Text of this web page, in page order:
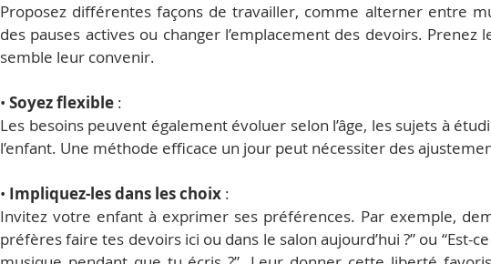
Proposez différentes façons de travailler, comme alterner entre
des pauses actives ou changer l’emplacement des devoirs. Prenez
semble leur convenir.
• Soyez flexible :
Les besoins peuvent également évoluer selon l’âge, les sujets à
l’enfant. Une méthode efficace un jour peut nécessiter des
• Impliquez-les dans les choix :
Invitez votre enfant à exprimer ses préférences. Par exemple,
préfères faire tes devoirs ici ou dans le salon aujourd’hui ?” ou “Est-